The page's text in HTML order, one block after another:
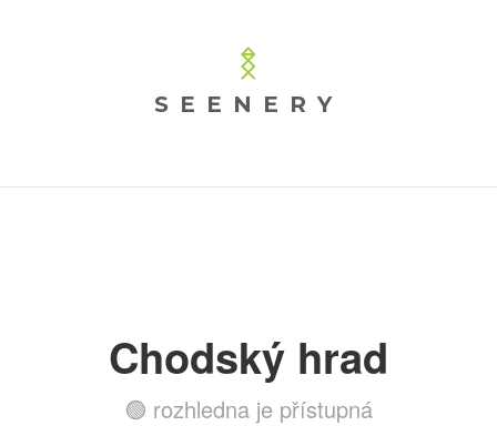
SEENERY
Chodský hrad
🟢 rozhledna je přístupná